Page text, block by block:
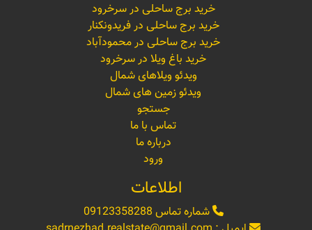
خرید برج ساحلی در سرخرود
خرید برج ساحلی در فریدونکنار
خرید برج ساحلی در محمودآباد
خرید باغ ویلا در سرخرود
ویدئو ویلاهای شمال
ویدئو زمین های شمال
جستجو
تماس با ما
درباره ما
ورود
اطلاعات
شماره تماس 09123358288